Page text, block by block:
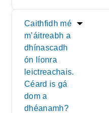
Caithfidh mé
m’áitreabh a
dhínascadh
ón líonra
leictreachais.
Céard is gá
dom a
dhéanamh?